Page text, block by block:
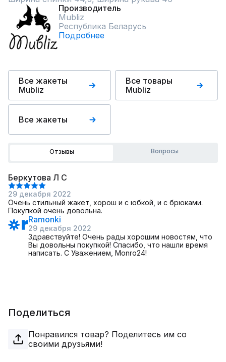
Производитель
Mubliz
Республика Беларусь
Подробнее
Все жакеты
Mubliz
Все товары
Mubliz
Все жакеты
Отзывы Вопросы
Беркутова Л С
29 декабря 2022
Очень стильный жакет, хорош и с юбкой, и с брюками.
Покупкой очень довольна.
Ramonki
29 декабря 2022
Здравствуйте! Очень рады хорошим новостям, что
Вы довольны покупкой! Спасибо, что нашли время
написать. С Уважением, Monro24!
Поделиться
Понравился товар? Поделитесь им со
своими друзьями!